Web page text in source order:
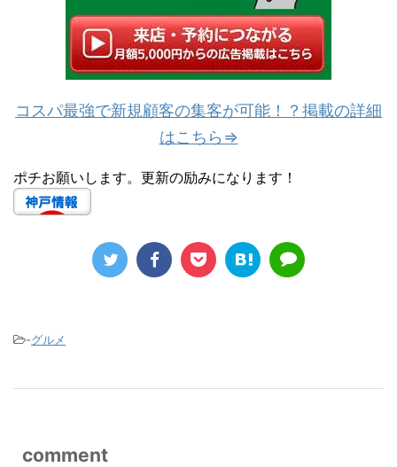
コスパ最強で新規顧客の集客が可能！？掲載の詳細
はこちら⇒
ポチお願いします。更新の励みになります！
-グルメ
comment